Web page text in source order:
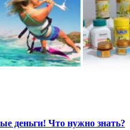
деньги! Что нужно знать?